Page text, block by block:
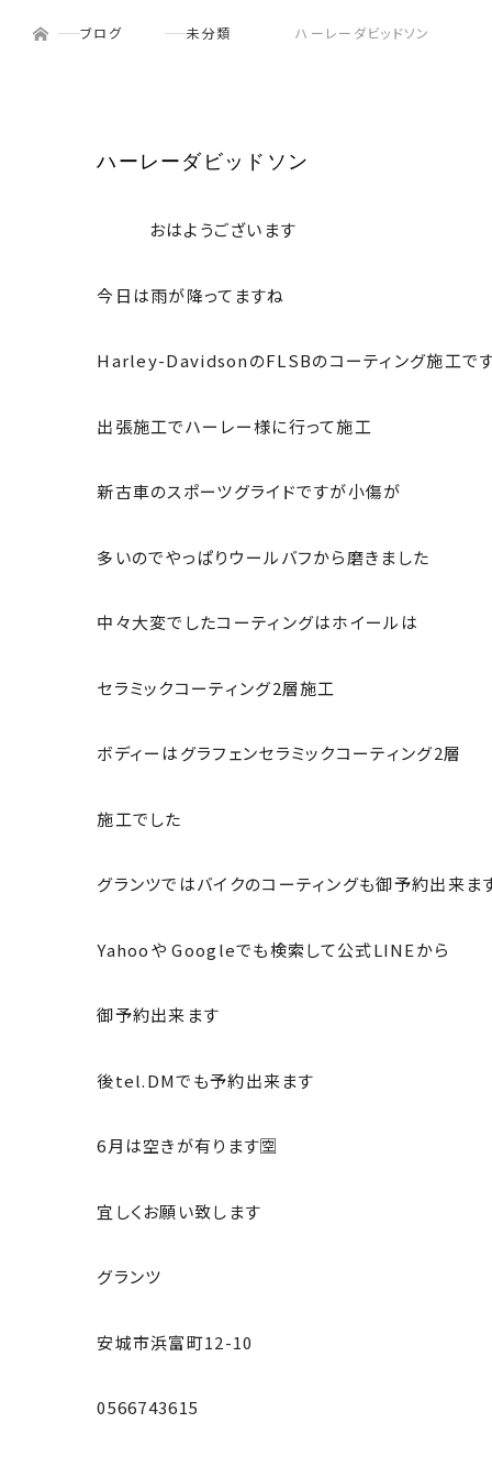
ブログ
未分類 ハーレーダビッドソン
ハーレーダビッドソン
おはようございます
今日は雨が降ってますね
Harley-DavidsonのFLSBのコーティング施工で
出張施工でハーレー様に行って施工
新古車のスポーツグライドですが小傷が
多いのでやっぱりウールバフから磨きました
中々大変でしたコーティングはホイールは
セラミックコーティング2層施工
ボディーはグラフェンセラミックコーティング2層
施工でした
グランツではバイクのコーティングも御予約出来ま
Yahooや Googleでも検索して公式LINEから
御予約出来ます
後tel.DMでも予約出来ます
6月は空きが有ります🈳
宜しくお願い致します
グランツ
安城市浜富町12-10
0566743615